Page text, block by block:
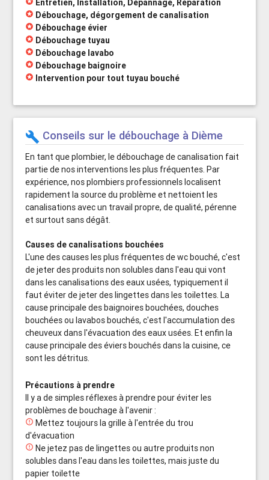
Entretien, Installation, Dépannage, Réparation
stars Débouchage, dégorgement de canalisation
stars Débouchage évier
stars Débouchage tuyau
stars Débouchage lavabo
stars Débouchage baignoire
stars Intervention pour tout tuyau bouché
build Conseils sur le débouchage à Dième
En tant que plombier, le débouchage de canalisation fait
partie de nos interventions les plus fréquentes. Par
expérience, nos plombiers professionnels localisent
rapidement la source du problème et nettoient les
canalisations avec un travail propre, de qualité, pérenne
et surtout sans dégât.
Causes de canalisations bouchées
L'une des causes les plus fréquentes de wc bouché, c'est
de jeter des produits non solubles dans l'eau qui vont
dans les canalisations des eaux usées, typiquement il
faut éviter de jeter des lingettes dans les toilettes. La
cause principale des baignoires bouchées, douches
bouchées ou lavabos bouchés, c'est l'accumulation des
cheuveux dans l'évacuation des eaux usées. Et enfin la
cause principale des éviers bouchés dans la cuisine, ce
sont les détritus.
Précautions à prendre
Il y a de simples réflexes à prendre pour éviter les
problèmes de bouchage à l'avenir :
 Mettez toujours la grille à l'entrée du trou
d'évacuation
 Ne jetez pas de lingettes ou autre produits non
solubles dans l'eau dans les toilettes, mais juste du
papier toilette